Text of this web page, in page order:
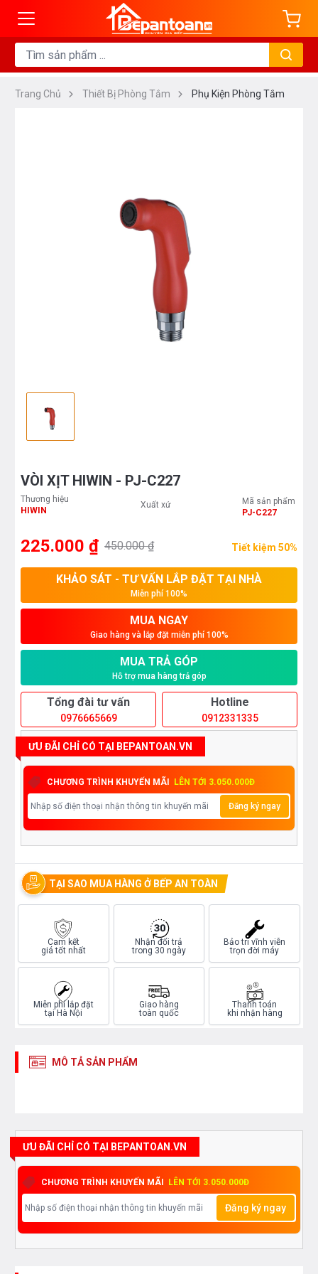
Trang Chủ Thiết Bị Phòng Tắm Phụ Kiện Phòng Tắm
VÒI XỊT HIWIN - PJ-C227
Thương hiệu
HIWIN
Xuất xứ
Mã sản phẩm
PJ-C227
225.000 ₫ 450.000 ₫ Tiết kiệm 50%
KHẢO SÁT - TƯ VẤN LẮP ĐẶT TẠI NHÀ
Miễn phí 100%
MUA NGAY
Giao hàng và lắp đặt miễn phí 100%
MUA TRẢ GÓP
Hỗ trợ mua hàng trả góp
Tổng đài tư vấn
0976665669
Hotline
0912331335
ƯU ĐÃI CHỈ CÓ TẠI BEPANTOAN.VN
CHƯƠNG TRÌNH KHUYẾN MÃI LÊN TỚI 3.050.000Đ
Đăng ký ngay
TẠI SAO MUA HÀNG Ở BẾP AN TOÀN
Cam kết
giá tốt nhất
Nhận đổi trả
trong 30 ngày
Bảo trì vĩnh viễn
trọn đời máy
Miễn phí lắp đặt
tại Hà Nội
Giao hàng
toàn quốc
Thanh toán
khi nhận hàng
MÔ TẢ SẢN PHẨM
ƯU ĐÃI CHỈ CÓ TẠI BEPANTOAN.VN
CHƯƠNG TRÌNH KHUYẾN MÃI LÊN TỚI 3.050.000Đ
Đăng ký ngay